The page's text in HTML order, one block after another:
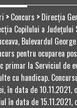
>Concurs >Direcţia
Copilului a Judeţului
Bulevardul George
pentru ocuparea
primar la Serviciul de
cu handicap.
în data de 10.11.2021,
în data de 15.11.2021,